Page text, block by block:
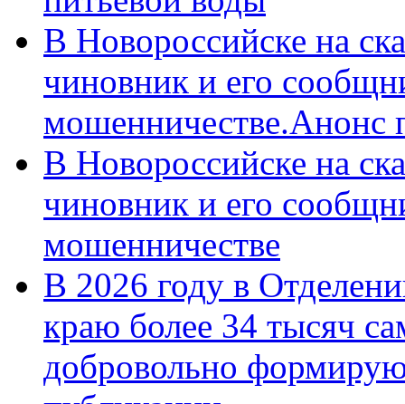
В Новороссийске на
чиновник и его
мошенничестве.Анонс
В Новороссийске на
чиновник и его
мошенничестве
В 2026 году в
краю более 34 тысяч
добровольно